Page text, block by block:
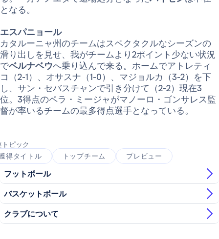
となる。
エスパニョール
カタルーニャ州のチームはスペクタクルなシーズンの
滑り出しを見せ、我がチームより2ポイント少ない状況
でベルナベウへ乗り込んで来る。ホームでアトレティ
コ（2-1）、オサスナ（1-0）、マジョルカ（3-2）を下
し、サン・セバスチャンで引き分けて（2-2）現在3
位。3得点のペラ・ミージャがマノーロ・ゴンサレス監
督が率いるチームの最多得点選手となっている。
トピック
得タイトル
トップチーム プレビュー
フットボール
バスケットボール
クラブについて